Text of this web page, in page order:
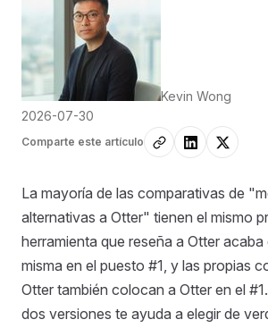
Kevin Wong
2026-07-30
Comparte este artículo
La mayoría de las comparativas de
alternativas a Otter" tienen el mismo
herramienta que reseña a Otter
misma en el puesto #1, y las propias
Otter también colocan a Otter en el
dos versiones te ayuda a elegir de